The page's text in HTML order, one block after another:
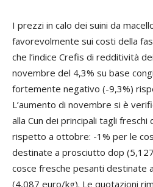
I prezzi in calo dei suini da
favorevolmente sui costi della
che l’indice Crefis di redditività
novembre del 4,3% su base
fortemente negativo (-9,3%)
L’aumento di novembre si è
alla Cun dei principali tagli freschi
rispetto a ottobre: -1% per le
destinate a prosciutto dop
cosce fresche pesanti destinate
(4,087 euro/kg). Le quotazioni